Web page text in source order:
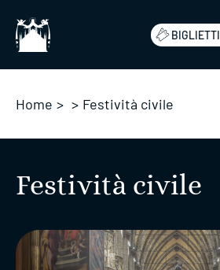
BIGLIETTI
Home > > Festività civile
Festività civile